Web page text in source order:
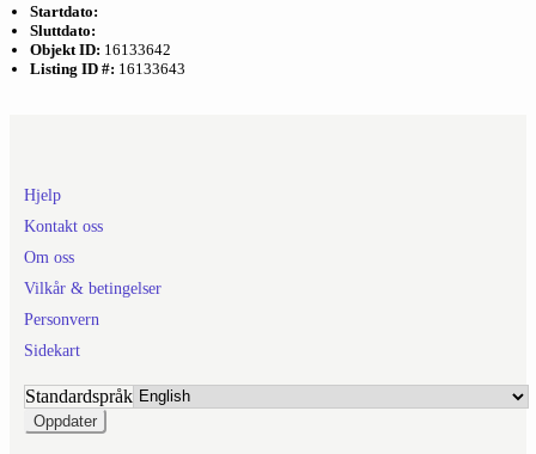
Startdato:
Sluttdato:
Objekt ID: 16133642
Listing ID #: 16133643
Hjelp
Kontakt oss
Om oss
Vilkår & betingelser
Personvern
Sidekart
Standardspråk